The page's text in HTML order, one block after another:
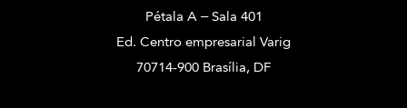
Pétala A – Sala 401
Ed. Centro empresarial Varig
70714-900 Brasília, DF